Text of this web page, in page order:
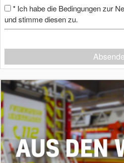
* Ich habe die Bedingungen zur
und stimme diesen zu.